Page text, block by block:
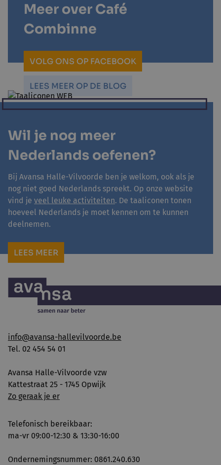
Meer over Café
Combinne
VOLG ONS OP FACEBOOK
LEES MEER OP DE BLOG
Wil je nog meer
Nederlands oefenen?
Bij Avansa Halle-Vilvoorde ben je welkom, ook als je
nog niet goed Nederlands spreekt. Op onze website
vind je veel leuke activiteiten. De taaliconen tonen
hoeveel Nederlands je moet kennen om te kunnen
deelnemen.
LEES MEER
info@avansa-hallevilvoorde.be
Tel. 02 454 54 01
Avansa Halle-Vilvoorde vzw
Kattestraat 25 - 1745 Opwijk
Zo geraak je er
Telefonisch bereikbaar:
ma-vr 09:00-12:30 & 13:30-16:00
Ondernemingsnummer: 0861.240.630